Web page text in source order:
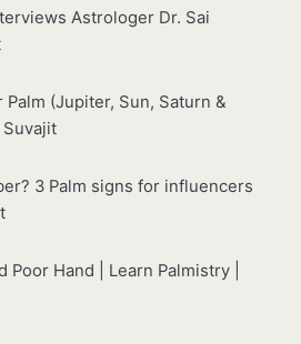
Astrologer Dr. Sai
(Jupiter, Sun, Saturn &
3 Palm signs for influencers
Poor Hand | Learn Palmistry |